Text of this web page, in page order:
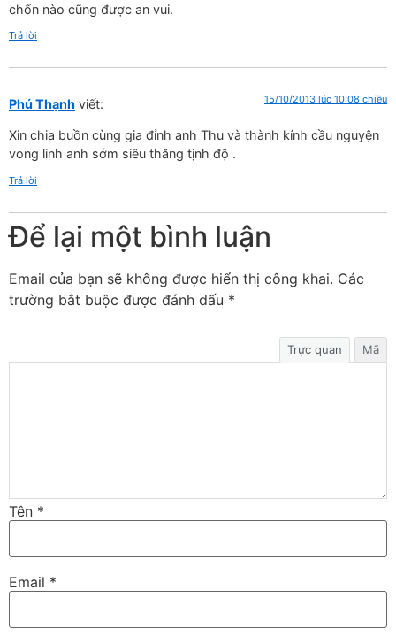
chốn nào cũng được an vui.
Trả lời
Phú Thạnh viết: 15/10/2013 lúc 10:08 chiều
Xin chia buồn cùng gia đỉnh anh Thu và thành kính cầu nguyện
vong linh anh sớm siêu thăng tịnh độ .
Trả lời
Để lại một bình luận
Email của bạn sẽ không được hiển thị công khai. Các
trường bắt buộc được đánh dấu *
Trực quan Mã
Tên *
Email *